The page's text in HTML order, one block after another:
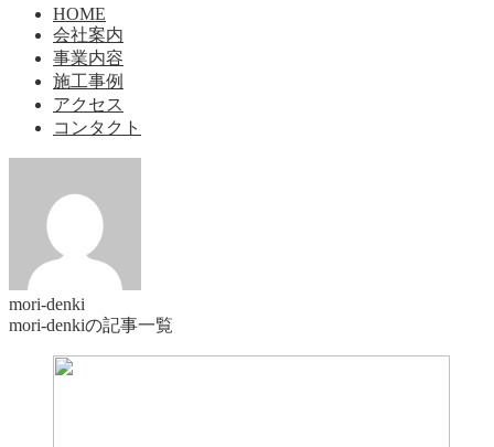
HOME
会社案内
事業内容
施工事例
アクセス
コンタクト
mori-denki
mori-denkiの記事一覧